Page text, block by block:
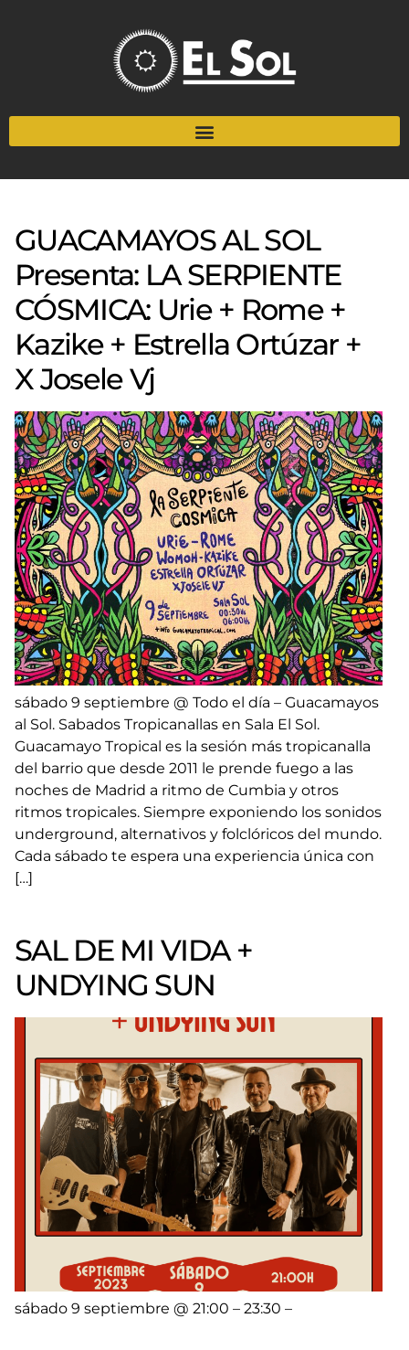
GUACAMAYOS AL SOL
Presenta: LA SERPIENTE
CÓSMICA: Urie + Rome +
Kazike + Estrella Ortúzar +
X Josele Vj
sábado 9 septiembre @ Todo el día – Guacamayos
al Sol. Sabados Tropicanallas en Sala El Sol.
Guacamayo Tropical es la sesión más tropicanalla
del barrio que desde 2011 le prende fuego a las
noches de Madrid a ritmo de Cumbia y otros
ritmos tropicales. Siempre exponiendo los sonidos
underground, alternativos y folclóricos del mundo.
Cada sábado te espera una experiencia única con
[…]
SAL DE MI VIDA +
UNDYING SUN
sábado 9 septiembre @ 21:00 – 23:30 –